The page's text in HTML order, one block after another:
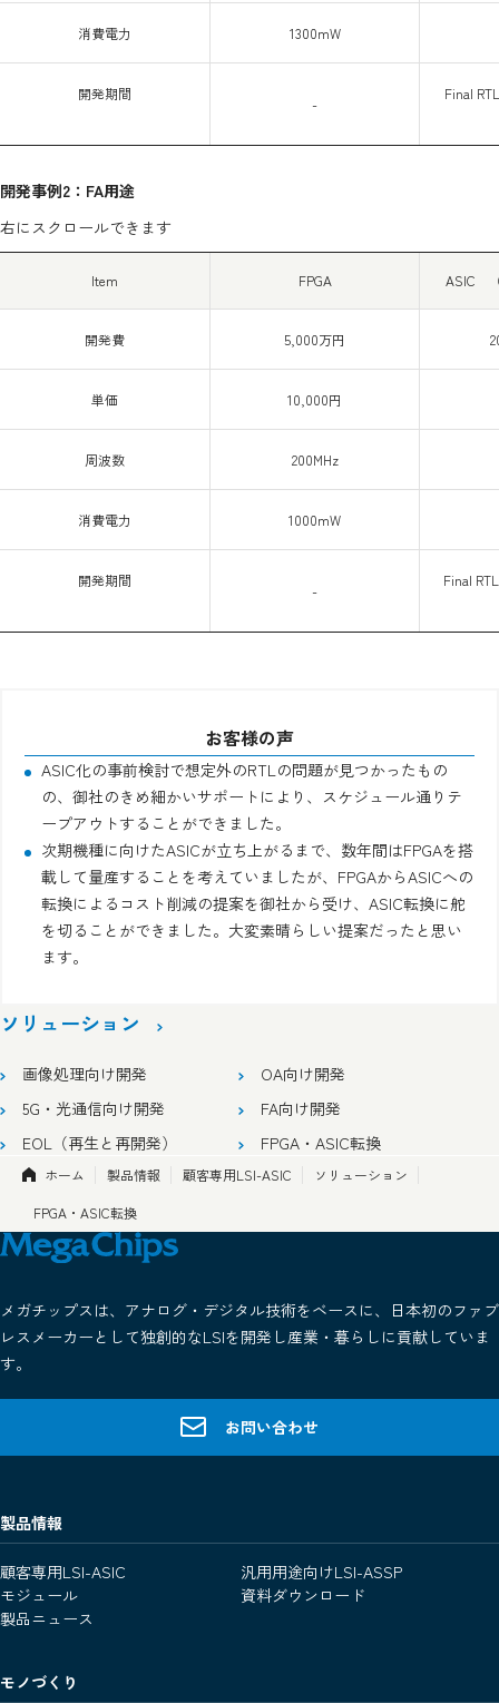
消費電力 1300mW
開発期間
-
Final
開発事例2：FA用途
右にスクロールできます
Item FPGA ASIC
開発費 5,000万円
単価 10,000円
周波数 200MHz
消費電力 1000mW
開発期間
-
Final
お客様の声
ASIC化の事前検討で想定外のRTLの問題が見つかったもの
の、御社のきめ細かいサポートにより、スケジュール通りテ
ープアウトすることができました。
次期機種に向けたASICが立ち上がるまで、数年間はFPGAを搭
載して量産することを考えていましたが、FPGAからASICへの
転換によるコスト削減の提案を御社から受け、ASIC転換に舵
を切ることができました。大変素晴らしい提案だったと思い
ます。
ソリューション
画像処理向け開発
OA向け開発
5G・光通信向け開発
FA向け開発
EOL（再生と再開発）
FPGA・ASIC転換
ホーム 製品情報 顧客専用LSI-ASIC
ソリューション
FPGA・ASIC転換
メガチップスは、アナログ・デジタル技術をベースに、日本初のファブ
レスメーカーとして独創的なLSIを開発し産業・暮らしに貢献していま
す。
お問い合わせ
製品情報
顧客専用LSI-ASIC
汎用用途向けLSI-ASSP
モジュール
資料ダウンロード
製品ニュース
モノづくり